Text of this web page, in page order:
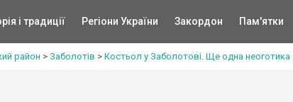
і традиції Регіони України Закордон Пам'ятки
район > Заболотів > Костьол у Заболотові. Ще одна неоготика